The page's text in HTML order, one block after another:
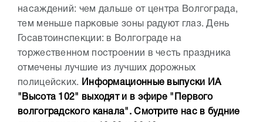
насаждений: чем дальше от центра Волгограда,
тем меньше парковые зоны радуют глаз. День
Госавтоинспекции: в Волгограде на
торжественном построении в честь праздника
отмечены лучшие из лучших дорожных
полицейских.
Информационные выпуски ИА
"Высота 102" выходят и в эфире "Первого
волгоградского канала". Смотрите нас в будние